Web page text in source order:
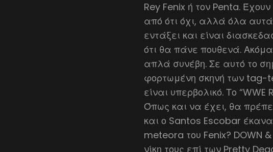
Rey Fenix ή τον Penta.
από ότι όχι, αλλά όλα αυτά
εντάξει και είναι
ότι θα πάνε πουθενά. Ακόμα
απλά συνέβη. Σε αυτό το
φορτωμένη σκηνή των tag-
είναι υπερβολικό. Το
Όπως και να έχει, θα
και ο Santos Escobar
meteora του Fenix? DOWN
νίκη τους επί των Pretty